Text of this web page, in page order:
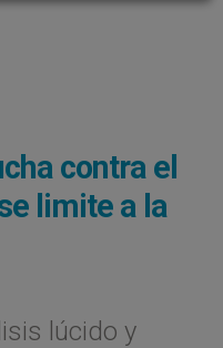
contra el
limite a la
lúcido y